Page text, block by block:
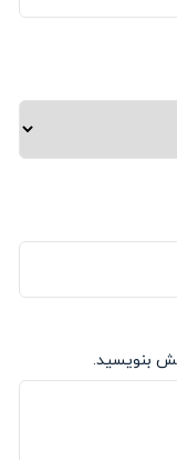
بنویسید.